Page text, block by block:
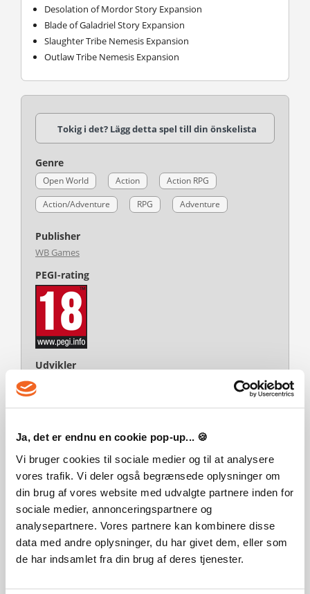
Ja, det er endnu en cookie pop-up... 🍪
Vi bruger cookies til sociale medier og til at analysere
vores trafik. Vi deler også begrænsede oplysninger om
din brug af vores website med udvalgte partnere inden for
sociale medier, annonceringspartnere og
analysepartnere. Vores partnere kan kombinere disse
data med andre oplysninger, du har givet dem, eller som
de har indsamlet fra din brug af deres tjenester.
Desolation of Mordor Story Expansion
Blade of Galadriel Story Expansion
Slaughter Tribe Nemesis Expansion
Outlaw Tribe Nemesis Expansion
Tokig i det? Lägg detta spel till din önskelista
Genre
Open World Action
Action RPG
Action/Adventure
RPG Adventure
Publisher
WB Games
PEGI-rating
Udvikler
Sprog
Engelsk
Multiplayer
Releasedag
28-08-2018
Systemkrav
MINIMUM: